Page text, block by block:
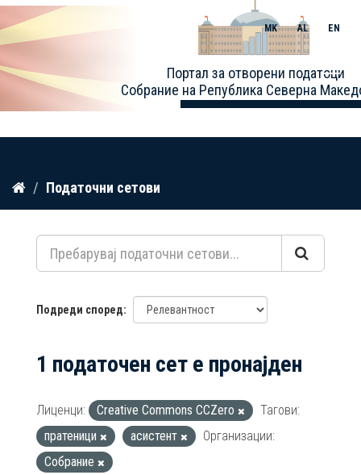
Прескокнете
содржина
Портал за отворени податоци
Собрание на Република Северна
MK AL EN
Toggle
Податочни сетови
Подреди според
1 податочен сет е пронајден
Лиценци: Creative Commons CCZero
Тагови:
пратеници
асистент
Организации:
Собрание